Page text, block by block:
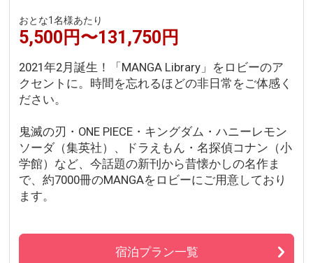
おとな1名様あたり
5,500円〜131,750円
2021年2月誕生！「MANGA Library」をロビーのア
クセントに。時間を忘れるほどの非日常をご体感く
ださい。
鬼滅の刃・ONE PIECE・キングダム・ハニーレモン
ソーダ（集英社）、ドラえもん・名探偵コナン（小
学館）など、今話題の新刊から昔懐かしの名作ま
で、約7000冊のMANGAをロビーにご用意しており
ます。
宿泊プラン一覧